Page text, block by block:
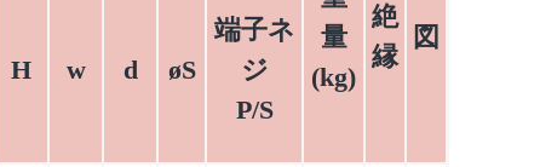
量
(kg)
絶
縁
図
H w d øS
端子ネ
ジ
P/S